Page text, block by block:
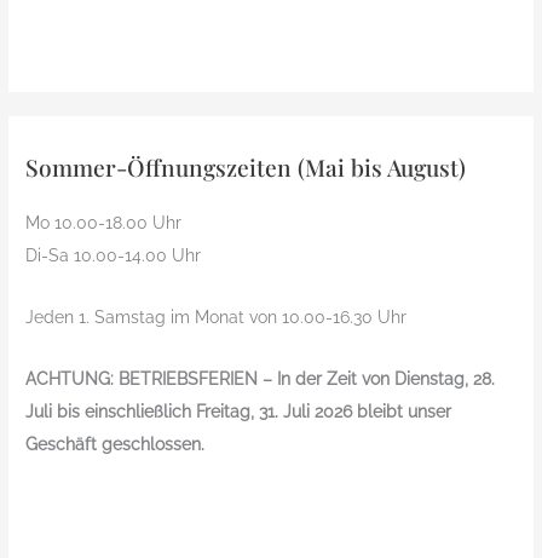
Sommer-Öffnungszeiten (Mai bis August)
Mo 10.00-18.00 Uhr
Di-Sa 10.00-14.00 Uhr
Jeden 1. Samstag im Monat von 10.00-16.30 Uhr
ACHTUNG: BETRIEBSFERIEN – In der Zeit von Dienstag, 28.
Juli bis einschließlich Freitag, 31. Juli 2026 bleibt unser
Geschäft geschlossen.